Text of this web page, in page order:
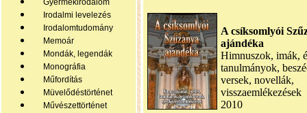
Gyermekirodalom
Irodalmi levelezés
Irodalomtudomány
Memoár
Mondák, legendák
Monográfia
Műfordítás
Müvelődéstörténet
Művészettörténet
A csíksomlyói
ajándéka
Himnuszok, imák,
tanulmányok,
versek, novellák,
visszaemlékezések
2010